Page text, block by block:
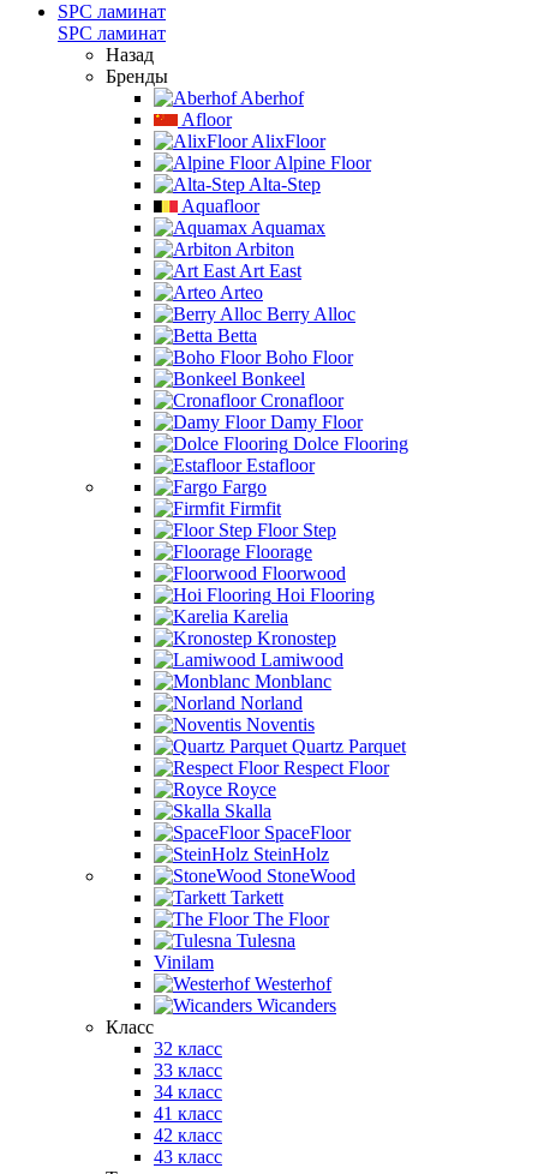
SPC ламинат
SPC ламинат
Назад
Бренды
Aberhof
Afloor
AlixFloor
Alpine Floor
Alta-Step
Aquafloor
Aquamax
Arbiton
Art East
Arteo
Berry Alloc
Betta
Boho Floor
Bonkeel
Cronafloor
Damy Floor
Dolce Flooring
Estafloor
Fargo
Firmfit
Floor Step
Floorage
Floorwood
Hoi Flooring
Karelia
Kronostep
Lamiwood
Monblanc
Norland
Noventis
Quartz Parquet
Respect Floor
Royce
Skalla
SpaceFloor
SteinHolz
StoneWood
Tarkett
The Floor
Tulesna
Vinilam
Westerhof
Wicanders
Класс
32 класс
33 класс
34 класс
41 класс
42 класс
43 класс